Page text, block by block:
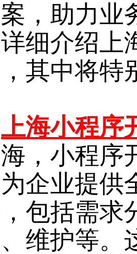
，助力业
细介绍上
其中将特
上海小程序
，小程序
企业提供
包括需求
维护等。